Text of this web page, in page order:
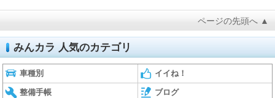
ページの先頭へ ▲
みんカラ 人気のカテゴリ
車種別 イイね！
整備手帳 ブログ